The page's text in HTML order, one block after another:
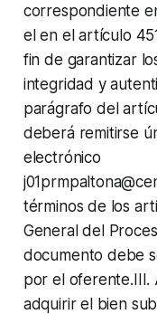
correspondiente
el en el artículo
fin de garantizar
integridad y
parágrafo del
deberá remitirse
electrónico
términos de los
General del
documento debe
por el oferente.III.
adquirir el bien